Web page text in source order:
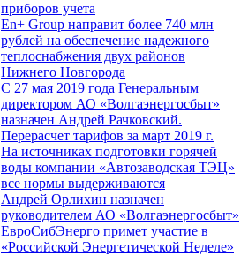
приборов учета
En+ Group направит более 740 млн
рублей на обеспечение надежного
теплоснабжения двух районов
Нижнего Новгорода
С 27 мая 2019 года Генеральным
директором АО «Волгаэнергосбыт»
назначен Андрей Рачковский.
Перерасчет тарифов за март 2019 г.
На источниках подготовки горячей
воды компании «Автозаводская ТЭЦ»
все нормы выдерживаются
Андрей Орлихин назначен
руководителем АО «Волгаэнергосбыт»
ЕвроСибЭнерго примет участие в
«Российской Энергетической Неделе»